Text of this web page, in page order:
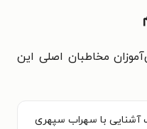
مخاطبان اصلی این
آشنایی با سهراب سپهری